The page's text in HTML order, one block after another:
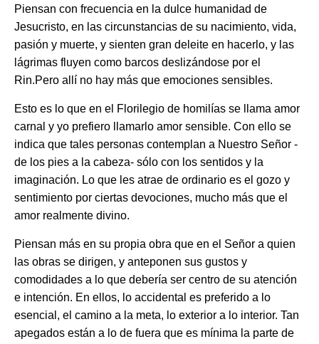
Piensan con frecuencia en la dulce humanidad de
Jesucristo, en las circunstancias de su nacimiento, vida,
pasión y muerte, y sienten gran deleite en hacerlo, y las
lágrimas fluyen como barcos deslizándose por el
Rin.Pero allí no hay más que emociones sensibles.
Esto es lo que en el Florilegio de homilías se llama amor
carnal y yo prefiero llamarlo amor sensible. Con ello se
indica que tales personas contemplan a Nuestro Señor -
de los pies a la cabeza- sólo con los sentidos y la
imaginación. Lo que les atrae de ordinario es el gozo y
sentimiento por ciertas devociones, mucho más que el
amor realmente divino.
Piensan más en su propia obra que en el Señor a quien
las obras se dirigen, y anteponen sus gustos y
comodidades a lo que debería ser centro de su atención
e intención. En ellos, lo accidental es preferido a lo
esencial, el camino a la meta, lo exterior a lo interior. Tan
apegados están a lo de fuera que es mínima la parte de